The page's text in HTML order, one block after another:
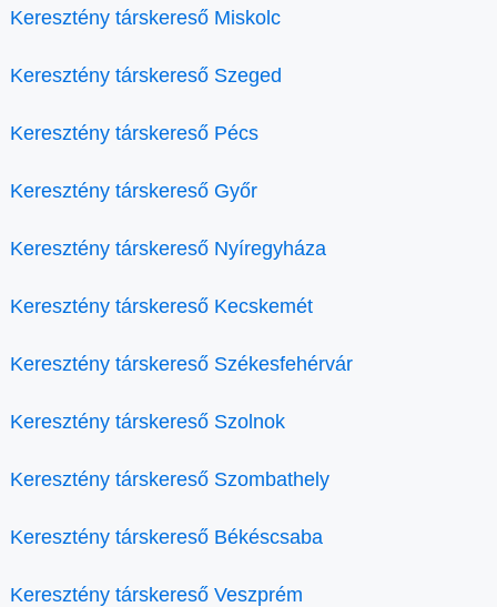
Keresztény társkereső Miskolc
Keresztény társkereső Szeged
Keresztény társkereső Pécs
Keresztény társkereső Győr
Keresztény társkereső Nyíregyháza
Keresztény társkereső Kecskemét
Keresztény társkereső Székesfehérvár
Keresztény társkereső Szolnok
Keresztény társkereső Szombathely
Keresztény társkereső Békéscsaba
Keresztény társkereső Veszprém